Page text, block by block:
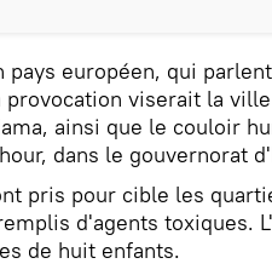
européen, qui
viserait la
ainsi que le couloir
dans le gouvernorat
pris pour cible les
d'agents toxiques.
de huit enfants.